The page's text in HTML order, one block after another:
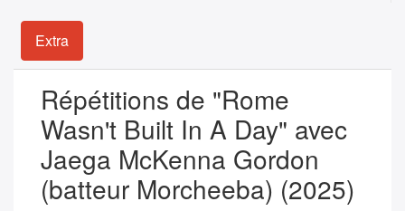
Extra
Répétitions de "Rome
Wasn't Built In A Day" avec
Jaega McKenna Gordon
(batteur Morcheeba) (2025)